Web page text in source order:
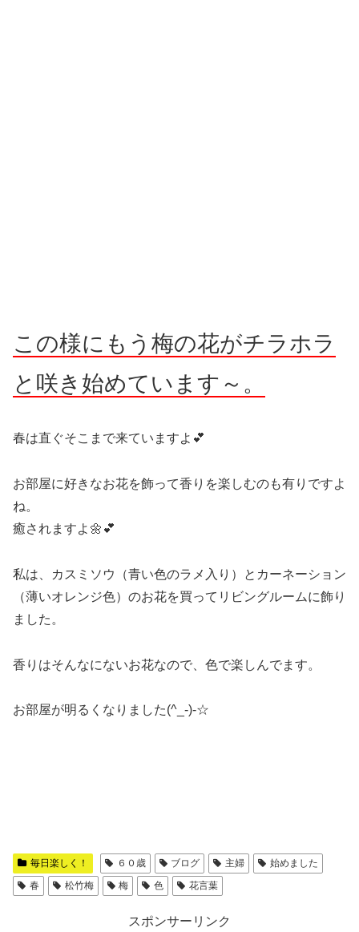
この様にもう梅の花がチラホラ
と咲き始めています～。
春は直ぐそこまで来ていますよ💕
お部屋に好きなお花を飾って香りを楽しむのも有りですよ
ね。
癒されますよ🌼💕
私は、カスミソウ（青い色のラメ入り）とカーネーション
（薄いオレンジ色）のお花を買ってリビングルームに飾り
ました。
香りはそんなにないお花なので、色で楽しんでます。
お部屋が明るくなりました(^_-)-☆
毎日楽しく！ ６０歳 ブログ 主婦
始めました
春
松竹梅 梅 色 花言葉
スポンサーリンク